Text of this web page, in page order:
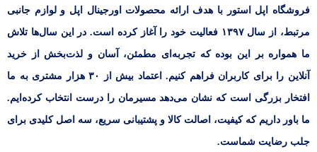
فروشگاه اپل استور با هدف ارائه‌ محصولات اورجینال اپل و لوازم جانبی
مرتبط، از سال ۱۳۹۷ فعالیت خود را آغاز کرده است. در این سال‌ها تلاش
ما همواره بر این بوده که تجربه‌ای مطمئن، آسان و لذت‌بخش از خرید
آنلاین را برای کاربران فراهم کنیم. اعتماد بیش از ۳۰ هزار مشتری به ما
افتخار بزرگی است که نشان می‌دهد مسیرمان را درست انتخاب کرده‌ایم.
ما باور داریم که کیفیت، اصالت کالا و پشتیبانی سریع، سه اصل کلیدی برای
جلب رضایت شماست.